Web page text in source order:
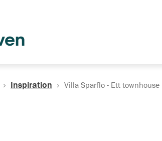
Inspiration Villa Sparflo - Ett